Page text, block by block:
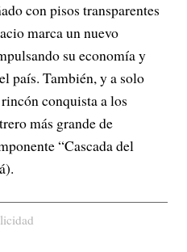
con pisos transparentes
marca un nuevo
su economía y
país. También, y a solo
conquista a los
más grande de
“Cascada del